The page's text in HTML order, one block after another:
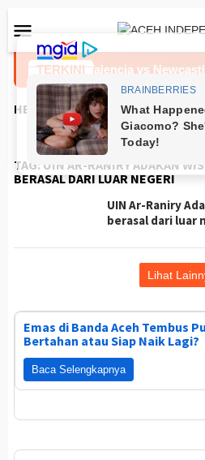
ke
kontenMobile
TERKINI
Prediksi Valencia vs
HEADLINES
TAG: UIN AR-RANIRY ADAKAN
BERASAL DARI LUAR NEGERI
UIN Ar-Raniry
berasal dari luar
Lihat
Emas di Banda Aceh Tembus
Bertahan atau Siap Naik Lagi?
Baca Selengkapnya